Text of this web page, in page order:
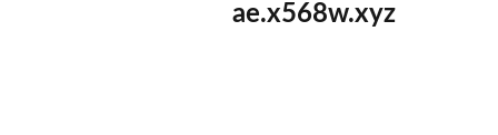
ae.x568w.xyz